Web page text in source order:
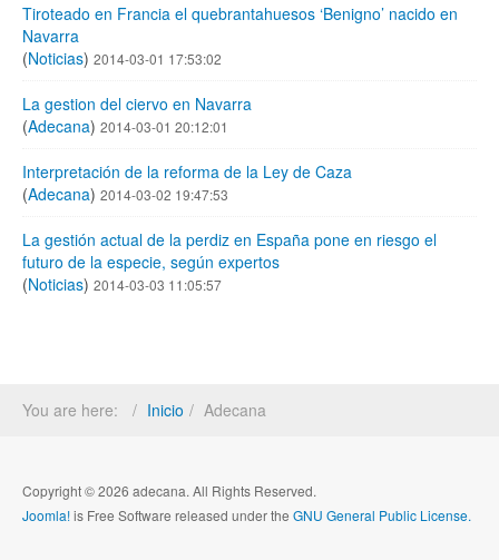
Tiroteado en Francia el quebrantahuesos ‘Benigno’ nacido en
Navarra
(Noticias) 2014-03-01 17:53:02
La gestion del ciervo en Navarra
(Adecana) 2014-03-01 20:12:01
Interpretación de la reforma de la Ley de Caza
(Adecana) 2014-03-02 19:47:53
La gestión actual de la perdiz en España pone en riesgo el
futuro de la especie, según expertos
(Noticias) 2014-03-03 11:05:57
You are here: Inicio Adecana
Copyright © 2026 adecana. All Rights Reserved.
Joomla!is Free Software released under the GNU General Public License.